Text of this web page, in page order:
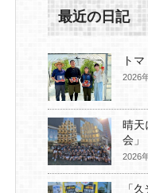
最近の日記
ト
2026
晴天
会」
2026
「